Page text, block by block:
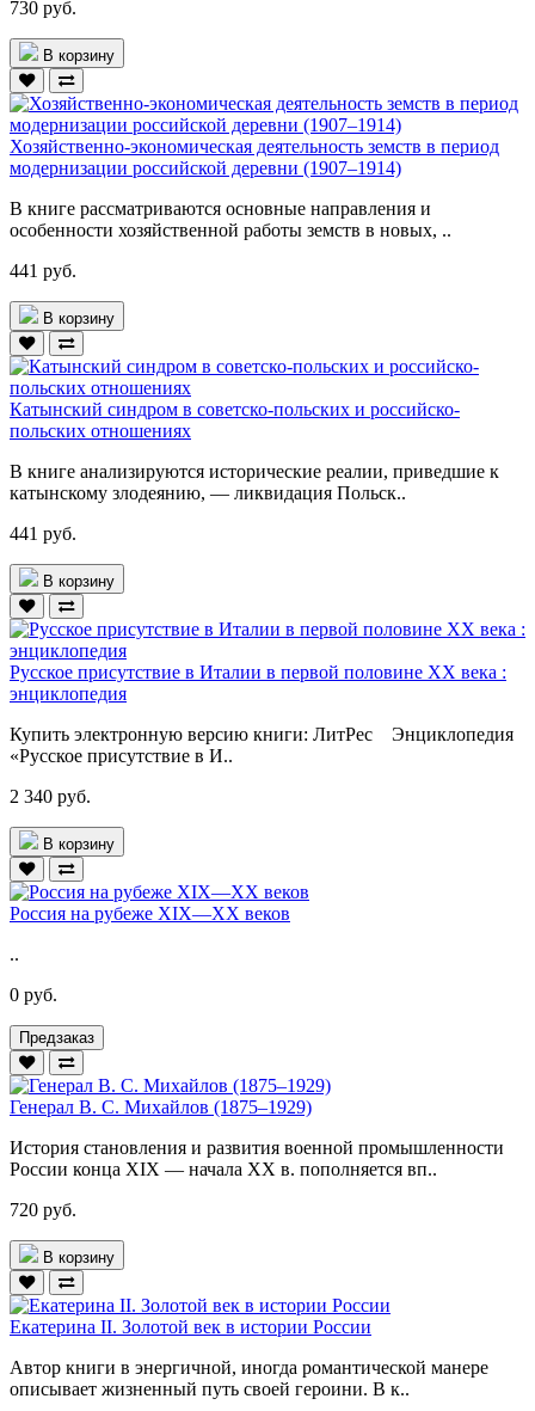
730 руб.
В корзину
Хозяйственно-экономическая деятельность земств в период
модернизации российской деревни (1907–1914)
В книге рассматриваются основные направления и
особенности хозяйственной работы земств в новых, ..
441 руб.
В корзину
Катынский синдром в советско-польских и российско-
польских отношениях
В книге анализируются исторические реалии, приведшие к
катынскому злодеянию, — ликвидация Польск..
441 руб.
В корзину
Русское присутствие в Италии в первой половине ХХ века :
энциклопедия
Купить электронную версию книги: ЛитРес Энциклопедия
«Русское присутствие в И..
2 340 руб.
В корзину
Россия на рубеже XIX—XX веков
..
0 руб.
Предзаказ
Генерал В. С. Михайлов (1875–1929)
История становления и развития военной промышленности
России конца XIX — начала XX в. пополняется вп..
720 руб.
В корзину
Екатерина II. Золотой век в истории России
Автор книги в энергичной, иногда романтической манере
описывает жизненный путь своей героини. В к..